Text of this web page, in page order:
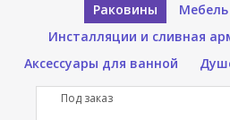
Раковины
Инсталляции и сливная
Аксессуары для ванной
Под заказ